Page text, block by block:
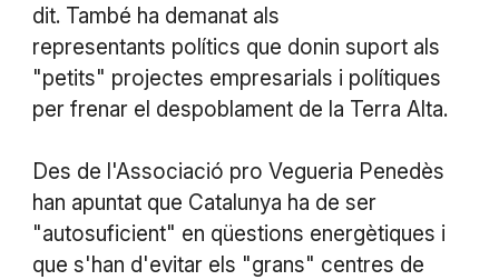
dit. També ha demanat als
representants polítics que donin suport als
"petits" projectes empresarials i polítiques
per frenar el despoblament de la Terra Alta.
Des de l'Associació pro Vegueria Penedès
han apuntat que Catalunya ha de ser
"autosuficient" en qüestions energètiques i
que s'han d'evitar els "grans" centres de